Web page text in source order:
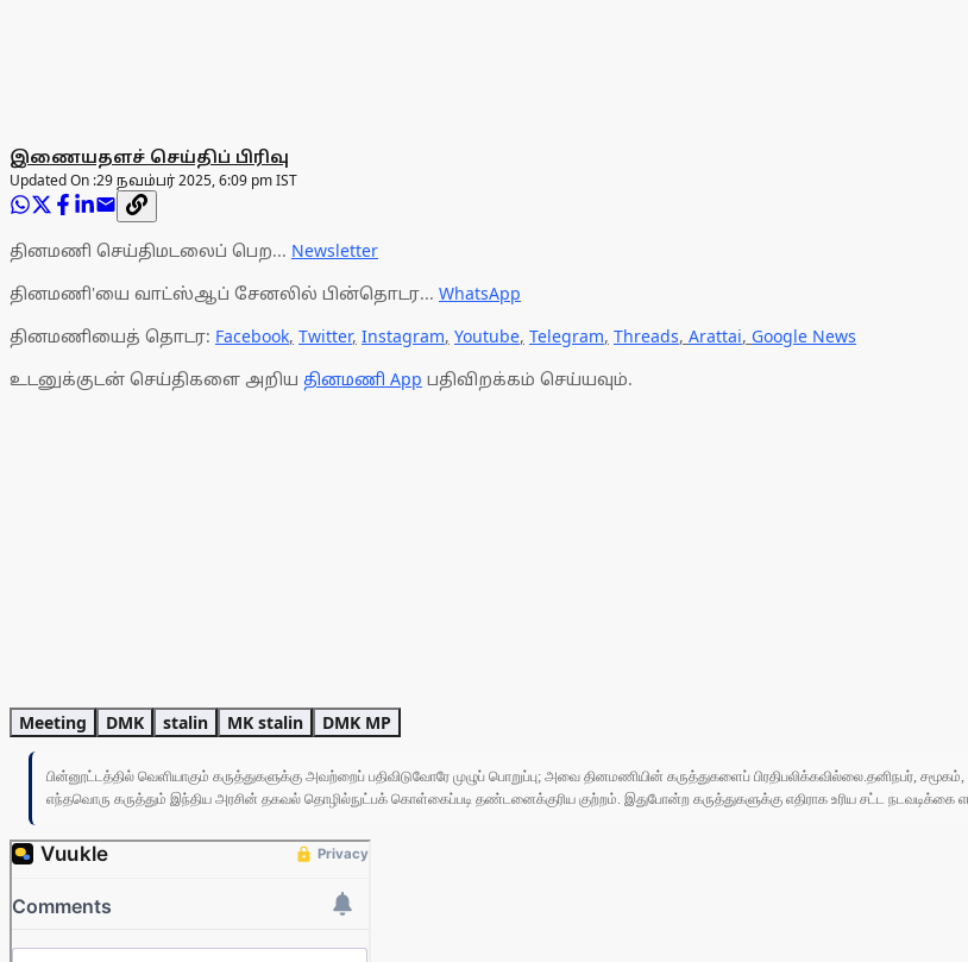
இணையதளச் செய்திப் பிரிவு
Updated On :29 நவம்பர் 2025, 6:09 pm IST
தினமணி செய்திமடலைப் பெற... Newsletter
தினமணி'யை வாட்ஸ்ஆப் சேனலில் பின்தொடர... WhatsApp
தினமணியைத் தொடர: Facebook, Twitter, Instagram, Youtube, Telegram, Threads, Arattai, Google News
உடனுக்குடன் செய்திகளை அறிய தினமணி App பதிவிறக்கம் செய்யவும்.
Meeting DMK stalin MK stalin DMK MP
பின்னூட்டத்தில் வெளியாகும் கருத்துகளுக்கு அவற்றைப் பதிவிடுவோரே முழுப் பொறுப்பு; அவை தினமணியின் கருத்துகளைப் பிரதிபலிக்கவில்லை.தனிநபர்,
எந்தவொரு கருத்தும் இந்திய அரசின் தகவல் தொழில்நுட்பக் கொள்கைப்படி தண்டனைக்குரிய குற்றம். இதுபோன்ற கருத்துகளுக்கு எதிராக உரிய சட்ட நடவடிக்கை